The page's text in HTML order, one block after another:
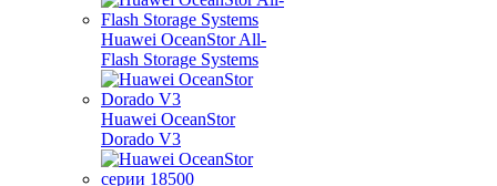
Huawei OceanStor All-
Flash Storage Systems
Huawei OceanStor
Dorado V3